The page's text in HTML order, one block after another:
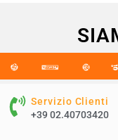
Servizio Clienti
+39 02.40703420